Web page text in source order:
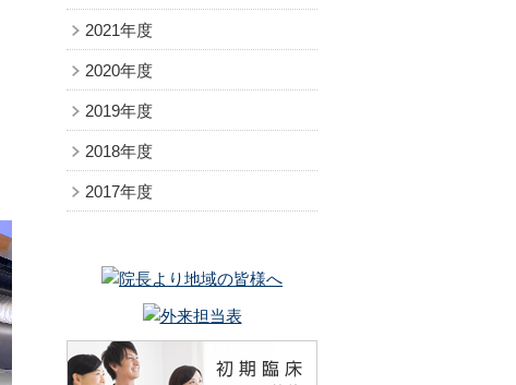
医療機器の紹介
医療機器の紹介
2021年度
2020年度
2019年度
2018年度
2017年度